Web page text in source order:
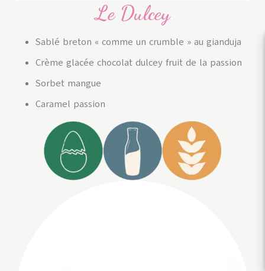
Le Dulcey
Sablé breton « comme un crumble » au gianduja
Crème glacée chocolat dulcey fruit de la passion
Sorbet mangue
Caramel passion